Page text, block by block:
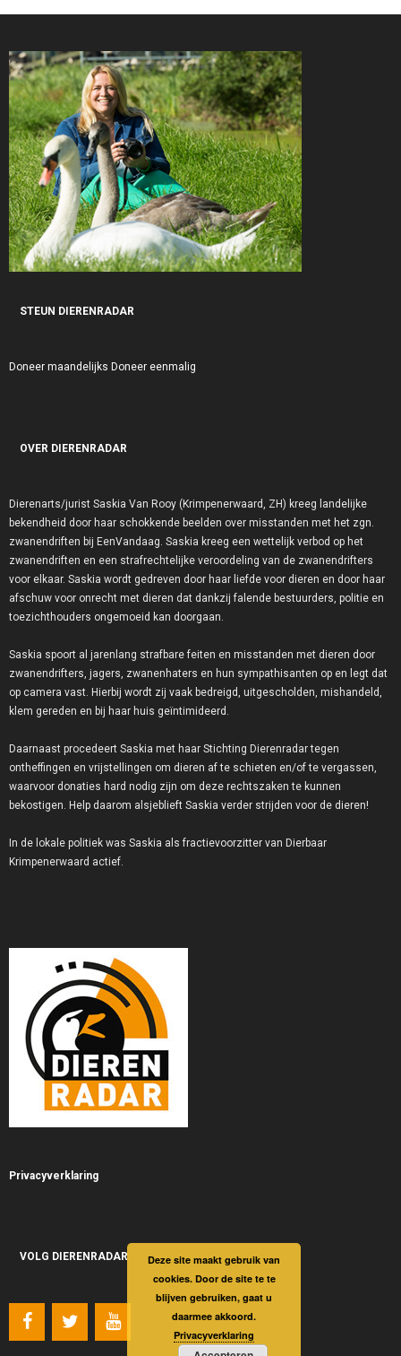
STEUN DIERENRADAR
Doneer maandelijks Doneer eenmalig
OVER DIERENRADAR
Dierenarts/jurist Saskia Van Rooy (Krimpenerwaard, ZH) kreeg landelijke
bekendheid door haar schokkende beelden over misstanden met het zgn.
zwanendriften bij EenVandaag. Saskia kreeg een wettelijk verbod op het
zwanendriften en een strafrechtelijke veroordeling van de zwanendrifters
voor elkaar. Saskia wordt gedreven door haar liefde voor dieren en door haar
afschuw voor onrecht met dieren dat dankzij falende bestuurders, politie en
toezichthouders ongemoeid kan doorgaan.
Saskia spoort al jarenlang strafbare feiten en misstanden met dieren door
zwanendrifters, jagers, zwanenhaters en hun sympathisanten op en legt dat
op camera vast. Hierbij wordt zij vaak bedreigd, uitgescholden, mishandeld,
klem gereden en bij haar huis geïntimideerd.
Daarnaast procedeert Saskia met haar Stichting Dierenradar tegen
ontheffingen en vrijstellingen om dieren af te schieten en/of te vergassen,
waarvoor donaties hard nodig zijn om deze rechtszaken te kunnen
bekostigen. Help daarom alsjeblieft Saskia verder strijden voor de dieren!
In de lokale politiek was Saskia als fractievoorzitter van Dierbaar
Krimpenerwaard actief.
Privacyverklaring
VOLG DIERENRADAR
Deze site maakt gebruik van
cookies. Door de site te te
blijven gebruiken, gaat u
daarmee akkoord.
Privacyverklaring